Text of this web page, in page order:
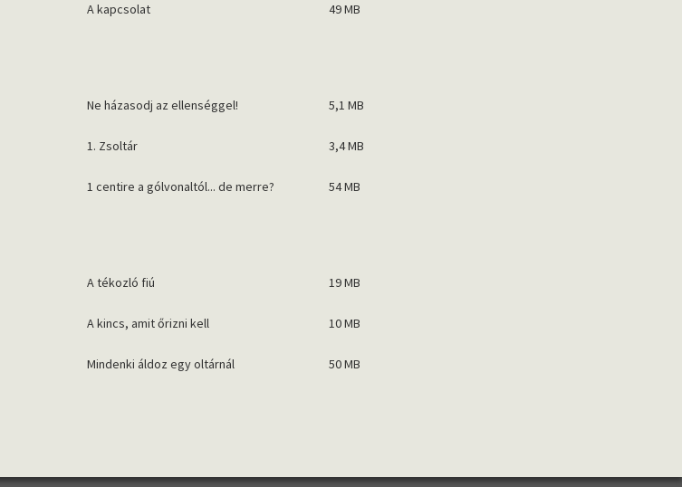
A kapcsolat 49 MB
Ne házasodj az ellenséggel! 5,1 MB
1. Zsoltár 3,4 MB
1 centire a gólvonaltól... de merre? 54 MB
A tékozló fiú 19 MB
A kincs, amit őrizni kell 10 MB
Mindenki áldoz egy oltárnál 50 MB